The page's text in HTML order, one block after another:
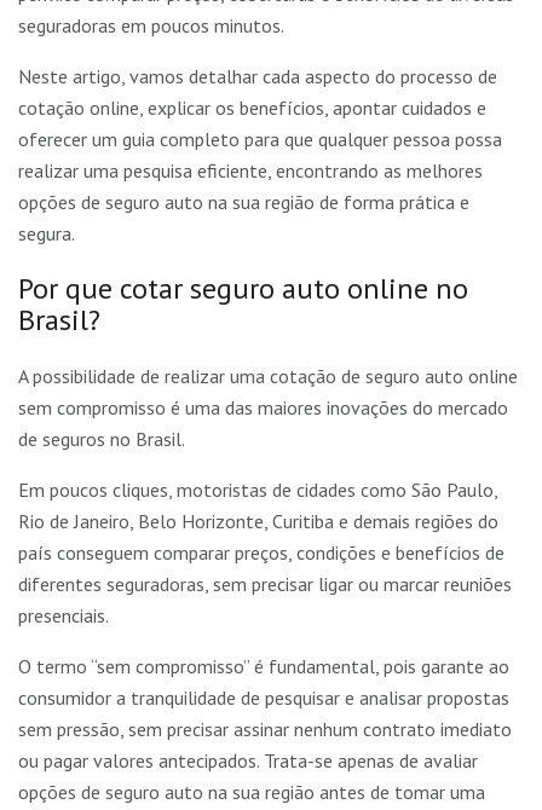
seguradoras em poucos minutos.
Neste artigo, vamos detalhar cada aspecto do processo de
cotação online, explicar os benefícios, apontar cuidados e
oferecer um guia completo para que qualquer pessoa possa
realizar uma pesquisa eficiente, encontrando as melhores
opções de seguro auto na sua região de forma prática e
segura.
Por que cotar seguro auto online no
Brasil?
A possibilidade de realizar uma cotação de seguro auto online
sem compromisso é uma das maiores inovações do mercado
de seguros no Brasil.
Em poucos cliques, motoristas de cidades como São Paulo,
Rio de Janeiro, Belo Horizonte, Curitiba e demais regiões do
país conseguem comparar preços, condições e benefícios de
diferentes seguradoras, sem precisar ligar ou marcar reuniões
presenciais.
O termo “sem compromisso” é fundamental, pois garante ao
consumidor a tranquilidade de pesquisar e analisar propostas
sem pressão, sem precisar assinar nenhum contrato imediato
ou pagar valores antecipados. Trata-se apenas de avaliar
opções de seguro auto na sua região antes de tomar uma